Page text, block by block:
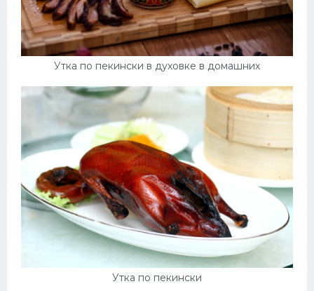
Утка по пекински в духовке в домашних
Утка по пекински